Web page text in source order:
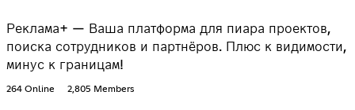
Реклама+ — Ваша платформа для пиара проектов,
поиска сотрудников и партнёров. Плюс к видимости,
минус к границам!
264 Online 2,805 Members